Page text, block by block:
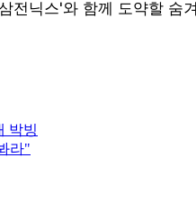
박빙
라"